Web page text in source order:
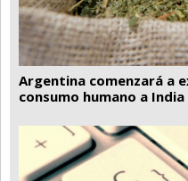
Argentina comenzará a
consumo humano a India